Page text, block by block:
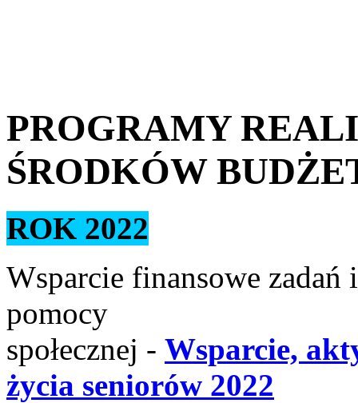
PROGRAMY
ŚRODKÓW
ROK 2022
Wsparcie finansowe
pomocy
społecznej - Wsparcie,
życia seniorów 2022